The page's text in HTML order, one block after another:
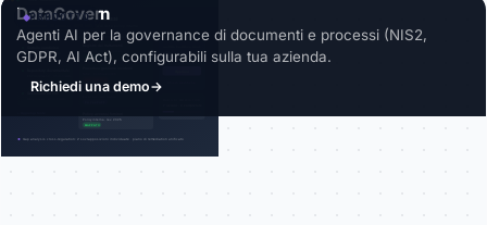
PRODOTTO
DataGovern
Agenti AI per la governance di documenti e processi (NIS2,
GDPR, AI Act), configurabili sulla tua azienda.
Richiedi una demo→